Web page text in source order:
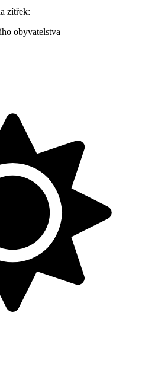
zítřek:
obyvatelstva